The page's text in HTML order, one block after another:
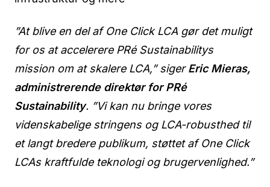
”At blive en del af One Click LCA gør det muligt
for os at accelerere PRé Sustainabilitys
mission om at skalere LCA,” sigerEric Mieras,
administrerende direktør for PRé
Sustainability. ”Vi kan nu bringe vores
videnskabelige stringens og LCA-robusthed til
et langt bredere publikum, støttet af One Click
LCAs kraftfulde teknologi og brugervenlighed.”